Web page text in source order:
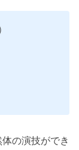
の演技ができ